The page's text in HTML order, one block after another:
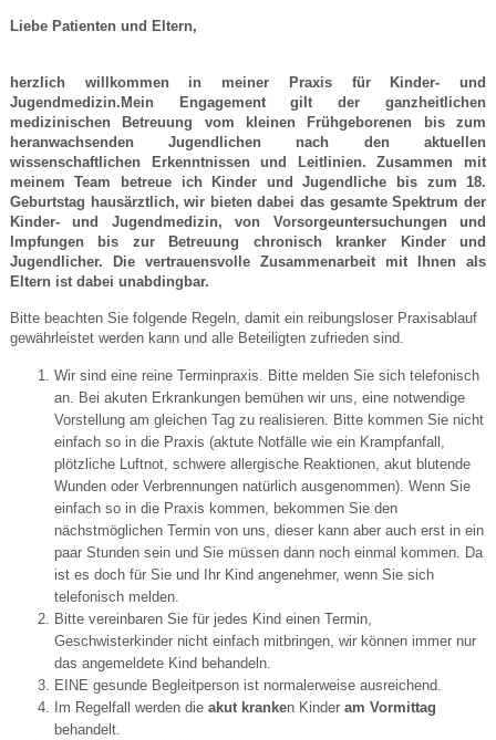
Liebe Patienten und Eltern,
herzlich willkommen in meiner Praxis für Kinder- und
Jugendmedizin.Mein Engagement gilt der ganzheitlichen
medizinischen Betreuung vom kleinen Frühgeborenen bis zum
heranwachsenden Jugendlichen nach den aktuellen
wissenschaftlichen Erkenntnissen und Leitlinien. Zusammen mit
meinem Team betreue ich Kinder und Jugendliche bis zum 18.
Geburtstag hausärztlich, wir bieten dabei das gesamte Spektrum der
Kinder- und Jugendmedizin, von Vorsorgeuntersuchungen und
Impfungen bis zur Betreuung chronisch kranker Kinder und
Jugendlicher. Die vertrauensvolle Zusammenarbeit mit Ihnen als
Eltern ist dabei unabdingbar.
Bitte beachten Sie folgende Regeln, damit ein reibungsloser Praxisablauf
gewährleistet werden kann und alle Beteiligten zufrieden sind.
Wir sind eine reine Terminpraxis. Bitte melden Sie sich telefonisch
an. Bei akuten Erkrankungen bemühen wir uns, eine notwendige
Vorstellung am gleichen Tag zu realisieren. Bitte kommen Sie nicht
einfach so in die Praxis (aktute Notfälle wie ein Krampfanfall,
plötzliche Luftnot, schwere allergische Reaktionen, akut blutende
Wunden oder Verbrennungen natürlich ausgenommen). Wenn Sie
einfach so in die Praxis kommen, bekommen Sie den
nächstmöglichen Termin von uns, dieser kann aber auch erst in ein
paar Stunden sein und Sie müssen dann noch einmal kommen. Da
ist es doch für Sie und Ihr Kind angenehmer, wenn Sie sich
telefonisch melden.
Bitte vereinbaren Sie für jedes Kind einen Termin,
Geschwisterkinder nicht einfach mitbringen, wir können immer nur
das angemeldete Kind behandeln.
EINE gesunde Begleitperson ist normalerweise ausreichend.
Im Regelfall werden die akut kranken Kinder am Vormittag
behandelt.